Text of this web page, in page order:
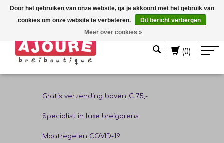
(0)
Gratis verzending boven € 75,-
Specialist in luxe breigarens
Maatregelen COVID-19
Door het gebruiken van onze website, ga je akkoord met het gebruik van
cookies om onze website te verbeteren.
Dit bericht verbergen
Meer over cookies »